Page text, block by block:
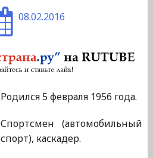
08.02.2016
Родился 5 февраля 1956 года.
Спортсмен (автомобильный
спорт), каскадер.